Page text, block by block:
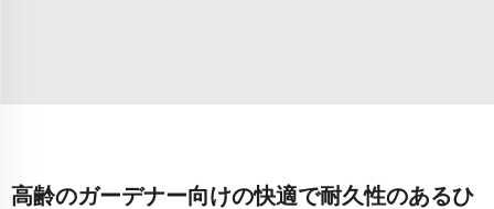
高齢のガーデナー向けの快適で耐久性のあるひ